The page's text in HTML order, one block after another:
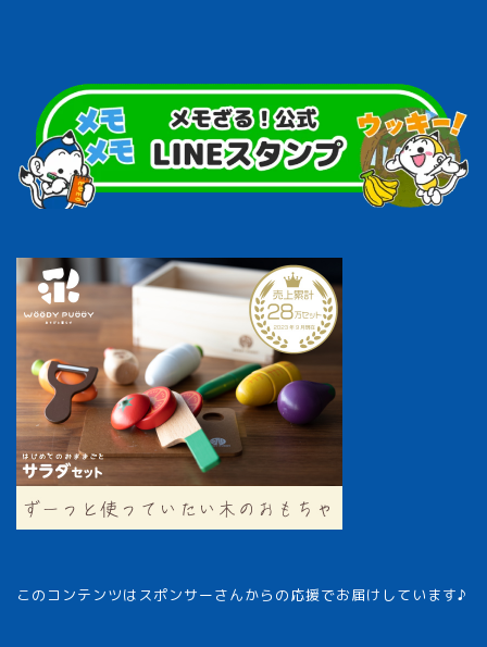
このコンテンツはスポンサーさんからの応援でお届けしています♪